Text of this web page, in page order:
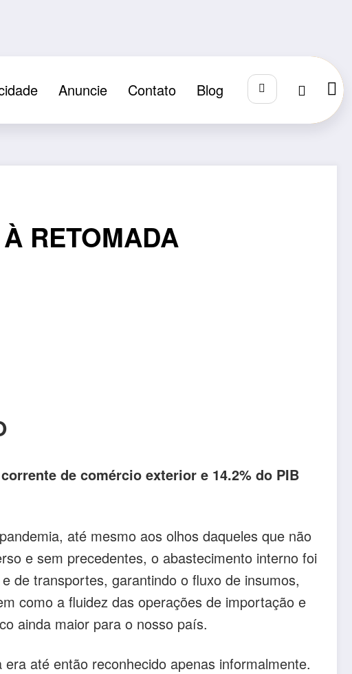
Anuncie Contato Blog
RETOMADA
de comércio exterior e 14.2% do PIB
até mesmo aos olhos daqueles que não
e sem precedentes, o abastecimento interno foi
de transportes, garantindo o fluxo de insumos,
como a fluidez das operações de importação e
ainda maior para o nosso país.
até então reconhecido apenas informalmente.